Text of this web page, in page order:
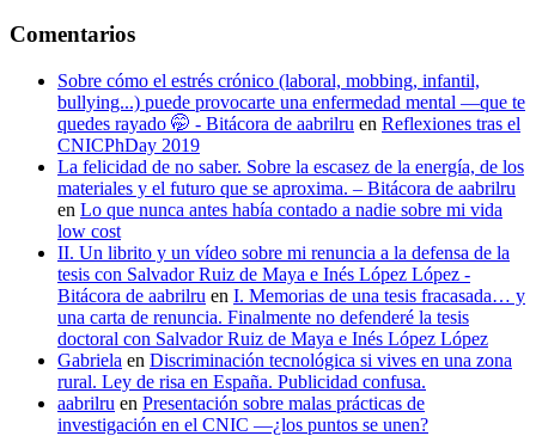
Comentarios
Sobre cómo el estrés crónico (laboral, mobbing, infantil,
bullying...) puede provocarte una enfermedad mental —que te
quedes rayado 🤭 - Bitácora de aabrilru en Reflexiones tras el
CNICPhDay 2019
La felicidad de no saber. Sobre la escasez de la energía, de los
materiales y el futuro que se aproxima. – Bitácora de aabrilru
en Lo que nunca antes había contado a nadie sobre mi vida
low cost
II. Un librito y un vídeo sobre mi renuncia a la defensa de la
tesis con Salvador Ruiz de Maya e Inés López López -
Bitácora de aabrilru en I. Memorias de una tesis fracasada… y
una carta de renuncia. Finalmente no defenderé la tesis
doctoral con Salvador Ruiz de Maya e Inés López López
Gabriela en Discriminación tecnológica si vives en una zona
rural. Ley de risa en España. Publicidad confusa.
aabrilru en Presentación sobre malas prácticas de
investigación en el CNIC —¿los puntos se unen?